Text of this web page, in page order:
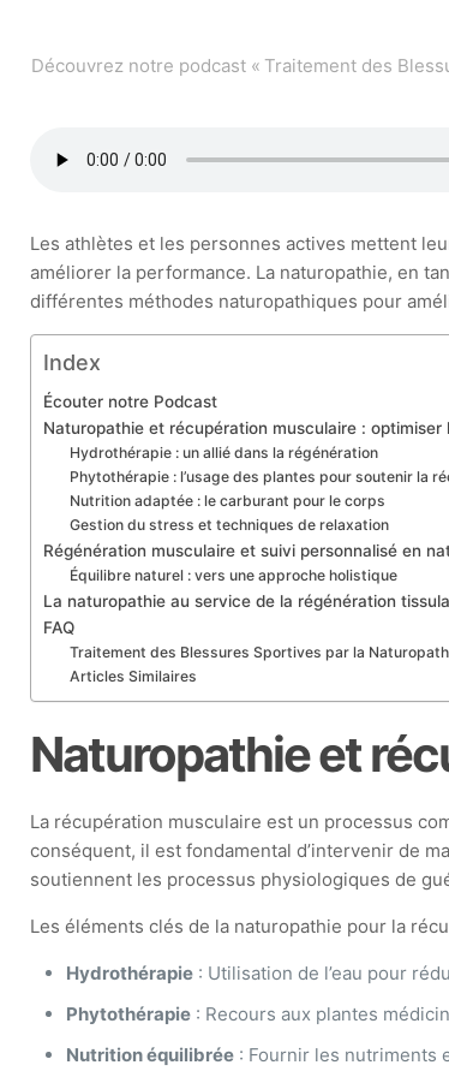
Découvrez notre podcast « Traitement des
Les athlètes et les personnes actives mettent
améliorer la performance. La naturopathie, en
différentes méthodes naturopathiques pour
Index
Écouter notre Podcast
Naturopathie et récupération musculaire : optimiser
Hydrothérapie : un allié dans la régénération
Phytothérapie : l’usage des plantes pour soutenir la
Nutrition adaptée : le carburant pour le corps
Gestion du stress et techniques de relaxation
Régénération musculaire et suivi personnalisé en
Équilibre naturel : vers une approche holistique
La naturopathie au service de la régénération
FAQ
Traitement des Blessures Sportives par la
Articles Similaires
Naturopathie et
La récupération musculaire est un processus
conséquent, il est fondamental d’intervenir de
soutiennent les processus physiologiques de
Les éléments clés de la naturopathie pour la
Hydrothérapie : Utilisation de l’eau pour
Phytothérapie : Recours aux plantes
Nutrition équilibrée : Fournir les nutriments